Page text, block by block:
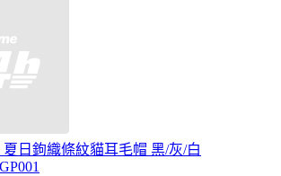
日鉤織條紋貓耳毛帽 黑/灰/白